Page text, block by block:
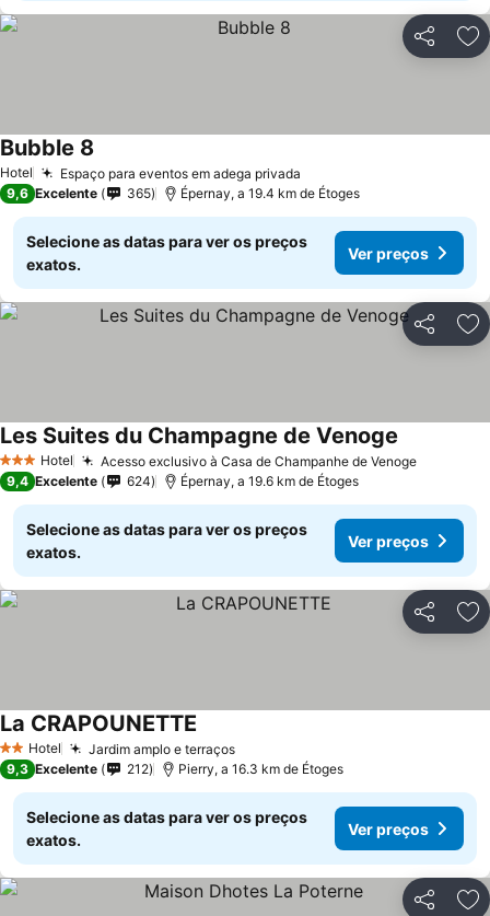
Partilhar
Hotel Espaço para eventos em adega privada
Bubble 8
9,6 Excelente 365 Épernay, a 19.4 km de Étoges
Selecione as datas para ver os preços
exatos.
Ver preços
Partilhar
3 EstrelasHotel Acesso exclusivo à Casa de Champanhe de Venoge
Les Suites du Champagne de Venoge
9,4 Excelente 624 Épernay, a 19.6 km de Étoges
Selecione as datas para ver os preços
exatos.
Ver preços
Partilhar
2 Estrelas
Hotel Jardim amplo e terraços
La CRAPOUNETTE
9,3 Excelente 212 Pierry, a 16.3 km de Étoges
Selecione as datas para ver os preços
exatos.
Ver preços
Partilhar